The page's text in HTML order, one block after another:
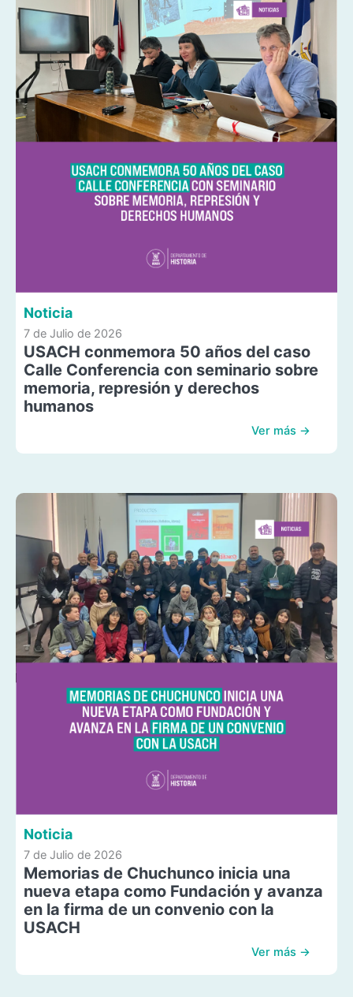
Noticia
7 de Julio de 2026
USACH conmemora 50 años del caso
Calle Conferencia con seminario sobre
memoria, represión y derechos
humanos
Ver más →
Noticia
7 de Julio de 2026
Memorias de Chuchunco inicia una
nueva etapa como Fundación y avanza
en la firma de un convenio con la
USACH
Ver más →